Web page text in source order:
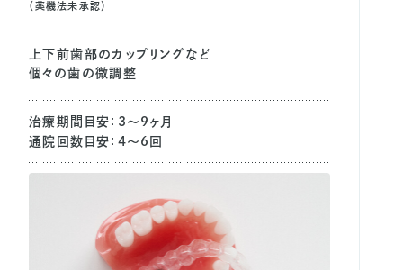
（薬機法未承認）
上下前歯部のカップリングなど
個々の歯の微調整
治療期間目安：3〜9ヶ月
通院回数目安：4～6回